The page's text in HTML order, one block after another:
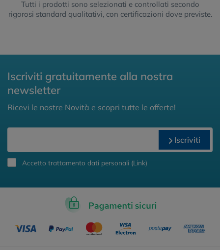
Tutti i prodotti sono selezionati e controllati secondo
rigorosi standard qualitativi, con certificazioni dove previste.
Iscriviti gratuitamente alla nostra
newsletter
Ricevi le nostre Novità e scopri tutte le offerte!
Iscriviti
Accetto trattamento dati personali (Link)